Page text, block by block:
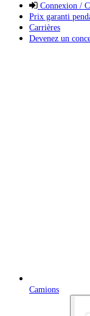
Connexion /
Prix garanti
Carrières
Devenez un
Camions